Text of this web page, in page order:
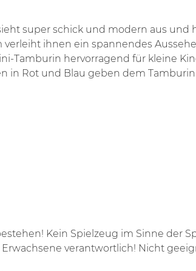
super schick und modern aus
ihnen ein spannendes
Tamburin hervorragend für kleine
in Rot und Blau geben dem
Kein Spielzeug im Sinne der
verantwortlich! Nicht